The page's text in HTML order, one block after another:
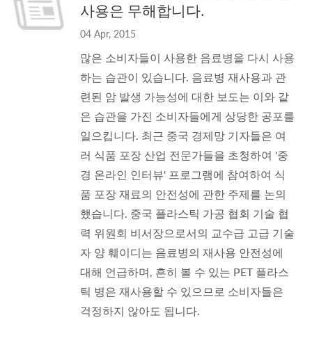
사용은 무해합니다.
04 Apr, 2015
많은 소비자들이 사용한 음료병을 다시 사용
하는 습관이 있습니다. 음료병 재사용과 관
련된 암 발생 가능성에 대한 보도는 이와 같
은 습관을 가진 소비자들에게 상당한 공포를
일으킵니다. 최근 중국 경제망 기자들은 여
러 식품 포장 산업 전문가들을 초청하여 '중
경 온라인 인터뷰' 프로그램에 참여하여 식
품 포장 재료의 안전성에 관한 주제를 논의
했습니다. 중국 플라스틱 가공 협회 기술 협
력 위원회 비서장으로서의 교수급 고급 기술
자 양 훼이디는 음료병의 재사용 안전성에
대해 언급하며, 흔히 볼 수 있는 PET 플라스
틱 병은 재사용할 수 있으므로 소비자들은
걱정하지 않아도 됩니다.